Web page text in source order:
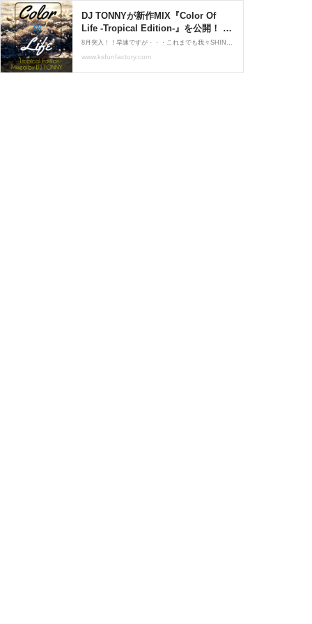
DJ TONNYが新作MIX『Color Of
Life -Tropical Edition-』を公開！ :
www.ksfunfactory.com
8月突入！！早速ですが・・・これまでも我々SHINYA&TONNYは、K's Fun Factoryとして様々なDJ MIXを公開してきました！！（関連記事）↓日本語RAP好き必聴！『Japanese HIPHOP Chill Summer MIX』を公開！長らくお蔵入りしていたK's Fun 2011 Playlist Mix Mixed by DJ SHINYA
www.ksfunfactory.com